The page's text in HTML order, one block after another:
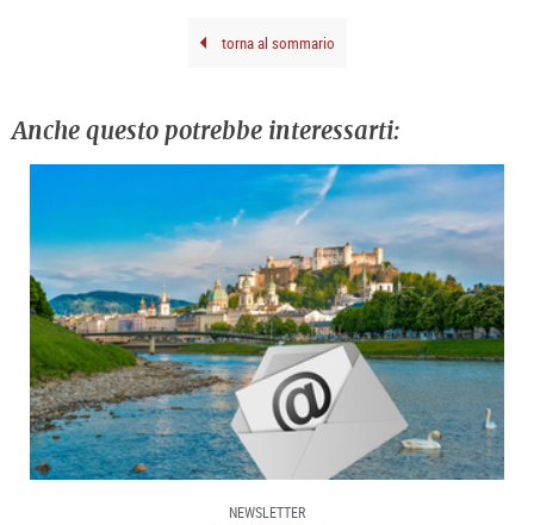
torna al sommario
Anche questo potrebbe interessarti:
NEWSLETTER